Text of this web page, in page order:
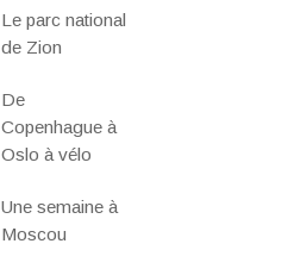
Le parc national
de Zion
De
Copenhague à
Oslo à vélo
Une semaine à
Moscou